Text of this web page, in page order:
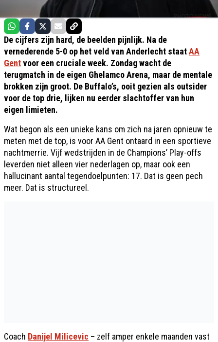
De cijfers zijn hard, de beelden pijnlijk. Na de
vernederende 5-0 op het veld van Anderlecht staatAA
Gentvoor een cruciale week. Zondag wacht de
terugmatch in de eigen Ghelamco Arena, maar de mentale
brokken zijn groot. De Buffalo’s, ooit gezien als outsider
voor de top drie, lijken nu eerder slachtoffer van hun
eigen limieten.
Wat begon als een unieke kans om zich na jaren opnieuw te
meten met de top, is voor AA Gent ontaard in een sportieve
nachtmerrie. Vijf wedstrijden in de Champions’ Play-offs
leverden niet alleen vier nederlagen op, maar ook een
hallucinant aantal tegendoelpunten: 17. Dat is geen pech
meer. Dat is structureel.
Coach Danijel Milicevic – zelf amper enkele maanden vast